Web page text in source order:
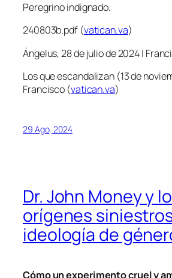
Peregrino indignado.
240803b.pdf (vatican.va)
Ángelus, 28 de julio de 2024 |
Los que escandalizan (13 de
Francisco (vatican.va)
29 Ago, 2024
Dr. John Money y
orígenes
ideología de
Cómo un experimento cruel y